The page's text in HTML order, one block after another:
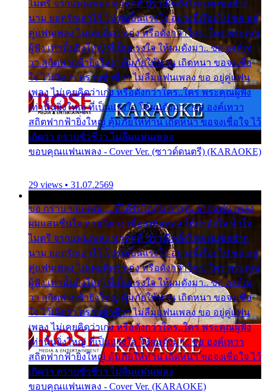
ไมตรี จากแฟนเพลง ทุกทุกที่ ปราณีหลั่งไหล ผมขอฝาก
นาม ยอดรักเอาไว้ โปรดเป็นแรงใจ อย่างนี้เรื่อยไป ขอ อยู่
คู่แฟนเพลง ไม่เคยคิดว่าเก่ง หรือดังกว่าใคร..ใคร พระคุณ
ผู้ฟัง เท่านั้นยิ่งใหญ่ ที่เป็นแรงใจ ให้ผมดังมา.. ขอ องค์เท
วา สถิตฟากฟ้ายิ่งใหญ่ คุ้มภัยให้ท่าน เถิดหนา ขอจงเชื่อ
ใจ ไว้เถิดว่า ตราบชั่วชีวา ไม่ลืมแฟนเพลง ขอ อยู่คู่แฟน
เพลง ไม่เคยคิดว่าเก่ง หรือดังกว่าใคร..ใคร พระคุณผู้ฟัง
เท่านั้นยิ่งใหญ่ ที่เป็นแรงใจ ให้ผมดังมา.. ขอ องค์เทวา
สถิตฟากฟ้ายิ่งใหญ่ คุ้มภัยให้ท่าน เถิดหนา ขอจงเชื่อใจ ไว้
เถิดว่า ตราบชั่วชีวา ไม่ลืมแฟนเพลง
ขอบคุณแฟนเพลง - Cover Ver. (ซาวด์ดนตรี) (KARAOKE)
29 views • 31.07.2569
ขอ กราบ ขอบคุณ.... ที่ได้รับไออุ่น การุณ จากแฟน เพลง
ผมแสนชื่นใจ หายวังเวง เมื่อแฟนเพลง ให้กำลังใจ น้ำใจ
ไมตรี จากแฟนเพลง ทุกทุกที่ ปราณีหลั่งไหล ผมขอฝาก
นาม ยอดรักเอาไว้ โปรดเป็นแรงใจ อย่างนี้เรื่อยไป ขอ อยู่
คู่แฟนเพลง ไม่เคยคิดว่าเก่ง หรือดังกว่าใคร..ใคร พระคุณ
ผู้ฟัง เท่านั้นยิ่งใหญ่ ที่เป็นแรงใจ ให้ผมดังมา.. ขอ องค์เท
วา สถิตฟากฟ้ายิ่งใหญ่ คุ้มภัยให้ท่าน เถิดหนา ขอจงเชื่อ
ใจ ไว้เถิดว่า ตราบชั่วชีวา ไม่ลืมแฟนเพลง ขอ อยู่คู่แฟน
เพลง ไม่เคยคิดว่าเก่ง หรือดังกว่าใคร..ใคร พระคุณผู้ฟัง
เท่านั้นยิ่งใหญ่ ที่เป็นแรงใจ ให้ผมดังมา.. ขอ องค์เทวา
สถิตฟากฟ้ายิ่งใหญ่ คุ้มภัยให้ท่าน เถิดหนา ขอจงเชื่อใจ ไว้
เถิดว่า ตราบชั่วชีวา ไม่ลืมแฟนเพลง
ขอบคุณแฟนเพลง - Cover Ver. (KARAOKE)